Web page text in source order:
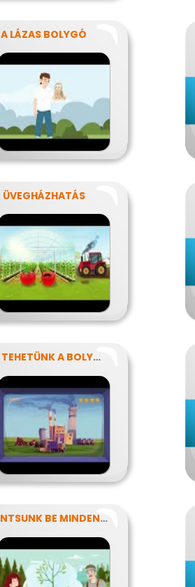
A LÁZAS BOLYGÓ
ÜVEGHÁZHATÁS
MIT TEHETÜNK A BOLYGÓNKÉRT?
SZÁNTSUNK BE MINDENT? FENNTARTHATÓ GAZDÁLKODÁS.